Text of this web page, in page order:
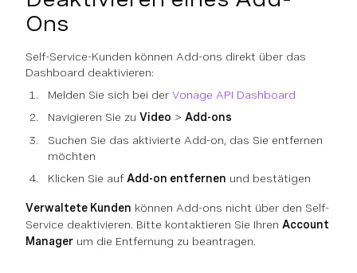
Ons
Self-Service-Kunden können Add-ons direkt über das
Dashboard deaktivieren:
Melden Sie sich bei der Vonage API Dashboard
Navigieren Sie zu Video > Add-ons
Suchen Sie das aktivierte Add-on, das Sie entfernen
möchten
Klicken Sie auf Add-on entfernen und bestätigen
Verwaltete Kunden können Add-ons nicht über den Self-
Service deaktivieren. Bitte kontaktieren Sie Ihren Account
Manager um die Entfernung zu beantragen.